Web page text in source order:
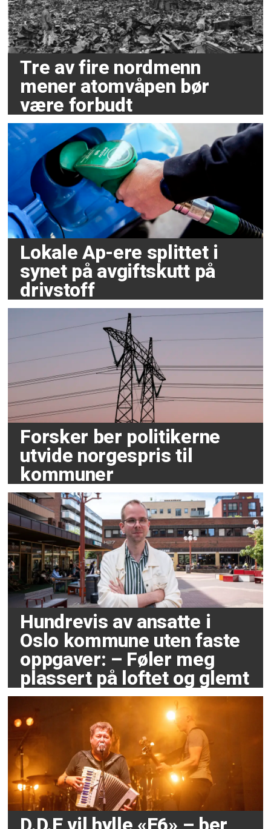
Tre av fire nordmenn
mener atomvåpen bør
være forbudt
Lokale Ap-ere splittet i
synet på avgiftskutt på
drivstoff
Forsker ber politikerne
utvide norgespris til
kommuner
Hundrevis av ansatte i
Oslo kommune uten faste
oppgaver: – Føler meg
plassert på loftet og glemt